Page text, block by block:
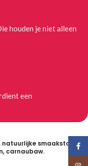
houden je niet alleen
een
smaakstof,
carnaubaw.